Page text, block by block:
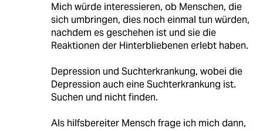
Mich würde interessieren, ob Menschen, die
sich umbringen, dies noch einmal tun würden,
nachdem es geschehen ist und sie die
Reaktionen der Hinterbliebenen erlebt haben.
Depression und Suchterkrankung, wobei die
Depression auch eine Suchterkrankung ist.
Suchen und nicht finden.
Als hilfsbereiter Mensch frage ich mich dann,